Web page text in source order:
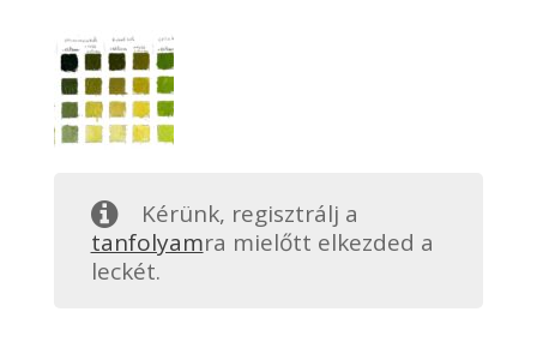
Kérünk, regisztrálj a
tanfolyamra mielőtt elkezded a
leckét.